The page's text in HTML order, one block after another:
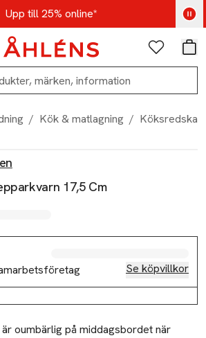
Upp till 25% online*
AUG25 - Shoppa nu
Favoriter
/ Kök & matlagning / Köksredskap
17,5 Cm
Se köpvillkor
oumbärlig på middagsbordet när